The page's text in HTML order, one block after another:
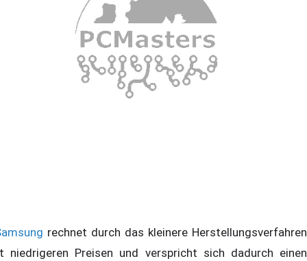
rechnet durch das kleinere Herstellungsverfahren
niedrigeren Preisen und verspricht sich dadurch einen